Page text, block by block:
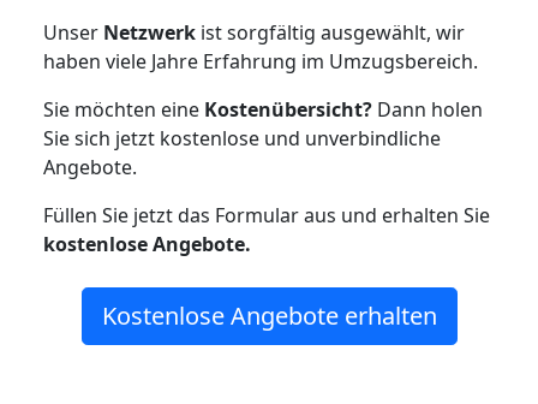
Unser Netzwerk ist sorgfältig ausgewählt, wir
haben viele Jahre Erfahrung im Umzugsbereich.
Sie möchten eine Kostenübersicht? Dann holen
Sie sich jetzt kostenlose und unverbindliche
Angebote.
Füllen Sie jetzt das Formular aus und erhalten Sie
kostenloseAngebote.
Kostenlose Angebote erhalten